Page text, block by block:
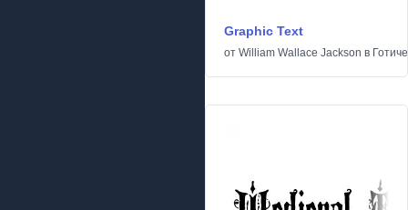
Graphic Text
от William Wallace Jackson в